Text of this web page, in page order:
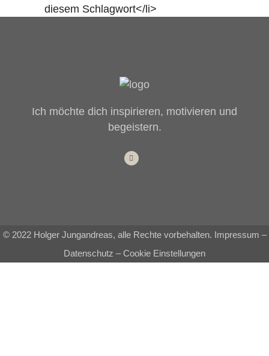
diesem Schlagwort</li>
Ich möchte dich inspirieren, motivieren und
begeistern.
© 2022 Holger Jungandreas, alle Rechte vorbehalten. Impressum –
Datenschutz –Cookie Einstellungen